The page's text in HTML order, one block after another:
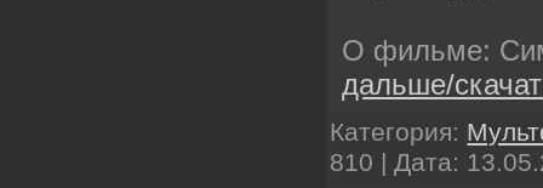
О фильме:
дальше/
Категория:
810 | Дата: